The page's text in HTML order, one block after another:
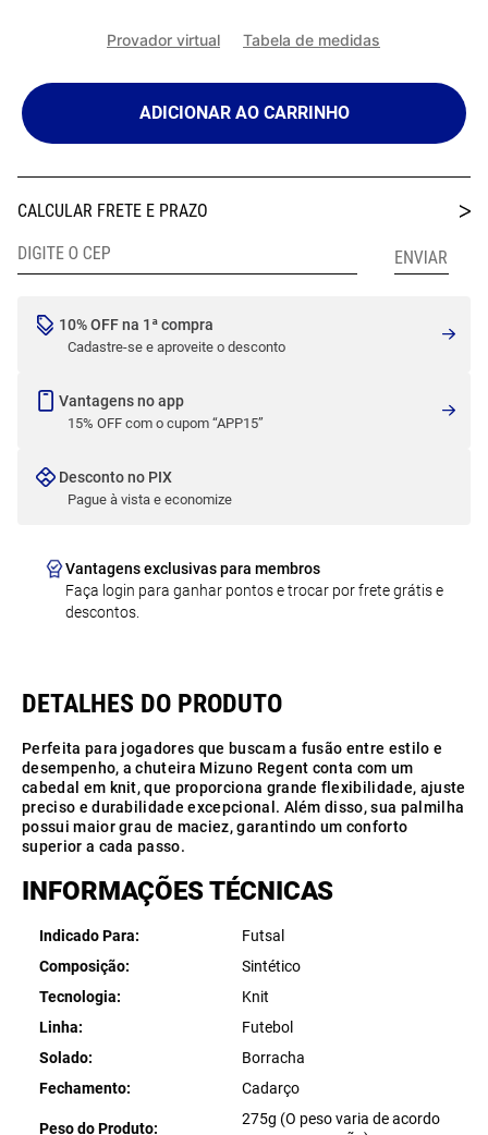
Provador virtual Tabela de medidas
ADICIONAR AO CARRINHO
10% OFF na 1ª compra
Cadastre-se e aproveite o desconto
Vantagens no app
15% OFF com o cupom “APP15”
Desconto no PIX
Pague à vista e economize
Vantagens exclusivas para membros
Faça login para ganhar pontos e trocar por frete grátis e
descontos.
Perfeita para jogadores que buscam a fusão entre estilo e
desempenho, a chuteira Mizuno Regent conta com um
cabedal em knit, que proporciona grande flexibilidade, ajuste
preciso e durabilidade excepcional. Além disso, sua palmilha
possui maior grau de maciez, garantindo um conforto
superior a cada passo.
INFORMAÇÕES TÉCNICAS
Indicado Para
Futsal
Composição
Sintético
Tecnologia
Knit
Linha
Futebol
Solado
Borracha
Fechamento
Cadarço
Peso do Produto
275g (O peso varia de acordo